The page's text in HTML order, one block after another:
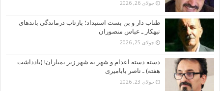
جولای 26, 2026
طناب دار و بن بست استبداد؛ بازتاب درماندگی باندهای
تبهکار ـ عباس منصوران
جولای 25, 2026
دسته دسته اعدام و شهر به شهر زیر بمباران! (یادداشت
هفته) ـ ناصر بابامیری
جولای 23, 2026